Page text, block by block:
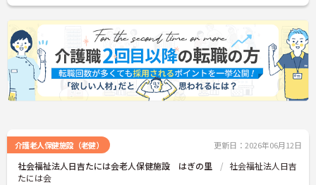
介護老人保健施設（老健） 更新日：2026年06月12日
社会福祉法人日吉たには会老人保健施設 はぎの里
社会福祉法人日吉
たには会